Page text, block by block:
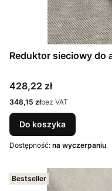
Cena
428,22 zł
Cena
348,15 złbez VAT
Do koszyka
Dostępność: na wyczerpaniu
Bestseller